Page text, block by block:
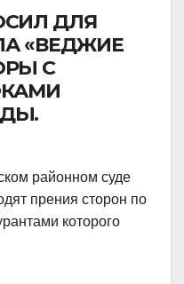
ДЛЯ
«ВЕДЖИЕ
С
районном суде
прения сторон по
которого